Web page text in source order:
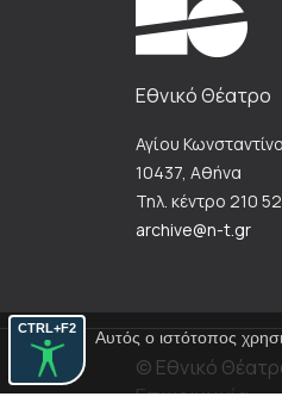
CTRL+F2
Αυτός ο ιστότοπος
Εθνικό Θέατρο
Αγίου
10437, Αθήνα
Τηλ. κέντρο 210
archive@n-t.gr
© Εθνικό
Επικοινωνία